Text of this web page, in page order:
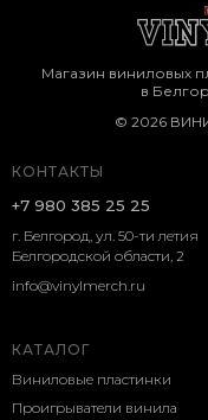
КОНТАКТЫ
г. Белгород, ул. 50-ти летия
Белгородской области, 2
КАТАЛОГ
Виниловые пластинки
+7 980 385 25 25
Магазин виниловых
в
Проигрыватели винила
© 2026
info@vinylmerch.ru